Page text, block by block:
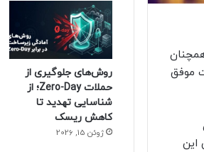
همچنان
موفق
این
روش‌های جلوگیری از
حملات Zero-Day؛ از
شناسایی تهدید تا
کاهش ریسک
ژوئن 15, 2026